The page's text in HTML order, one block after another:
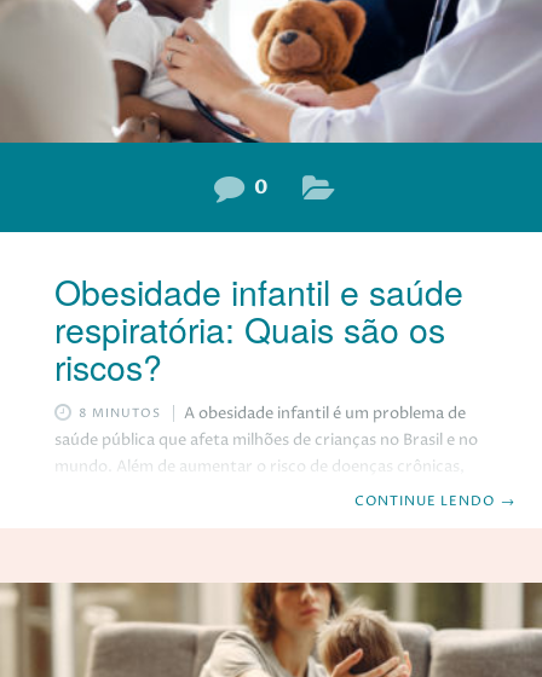
0
Obesidade infantil e saúde
respiratória: Quais são os
riscos?
8 MINUTOS
A obesidade infantil é um problema de
saúde pública que afeta milhões de crianças no Brasil e no
mundo. Além de aumentar o risco de doenças crônicas,
como diabetes, hipertensão e câncer, a obesidade infantil
Neste post, vamos explicar quais são as causas, os
sintomas e as consequências da obesidade infantil para a
saúde respiratória, e como prevenir e tratar esse
CONTINUE LENDO →